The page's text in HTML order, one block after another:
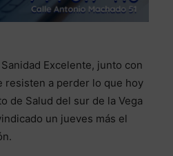
Excelente, junto con
resisten a perder lo que hoy
de Salud del sur de la Vega
un jueves más el